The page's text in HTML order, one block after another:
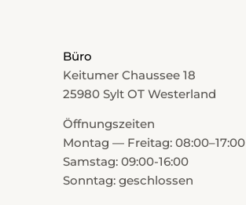
Büro
Keitumer Chaussee 18
25980 Sylt OT Westerland
Öffnungszeiten
Montag — Freitag: 08:00–17:00
Samstag: 09:00-16:00
Sonntag: geschlossen